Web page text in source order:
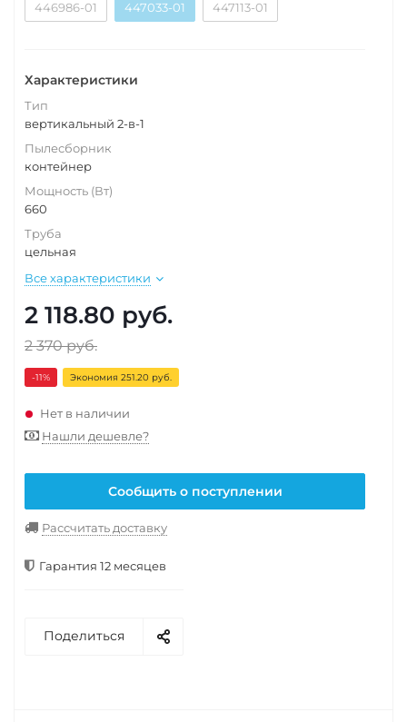
446986-01
447033-01 447113-01
Характеристики
Тип
вертикальный 2-в-1
Пылесборник
контейнер
Мощность (Вт)
660
Труба
цельная
Все характеристики
2 118.80 руб.
2 370руб.
-11% Экономия 251.20 руб.
Нет в наличии
Нашли дешевле?
Сообщить о поступлении
Рассчитать доставку
Гарантия 12 месяцев
Поделиться